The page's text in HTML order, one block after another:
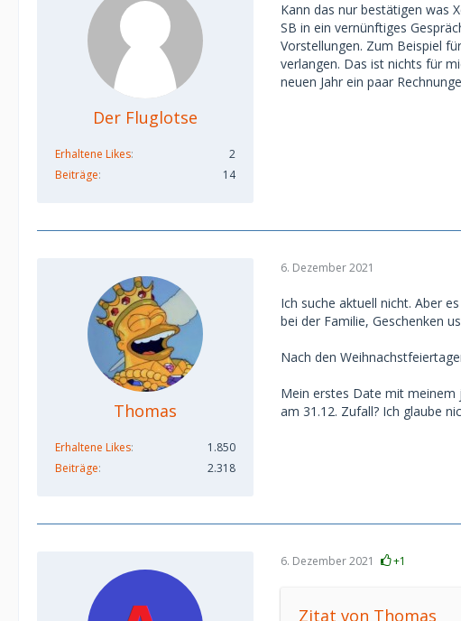
Der Fluglotse
Erhaltene Likes
2
Beiträge
14
Kann das nur bestätigen was
SB in ein vernünftiges
Vorstellungen. Zum Beispiel
verlangen. Das ist nichts für
neuen Jahr ein paar
Thomas
Erhaltene Likes
1.850
Beiträge
2.318
6. Dezember 2021
Ich suche aktuell nicht. Aber
bei der Familie, Geschenken
Nach den
Mein erstes Date mit meinem
am 31.12. Zufall? Ich glaube
6. Dezember 2021 +1
Zitat von Thomas